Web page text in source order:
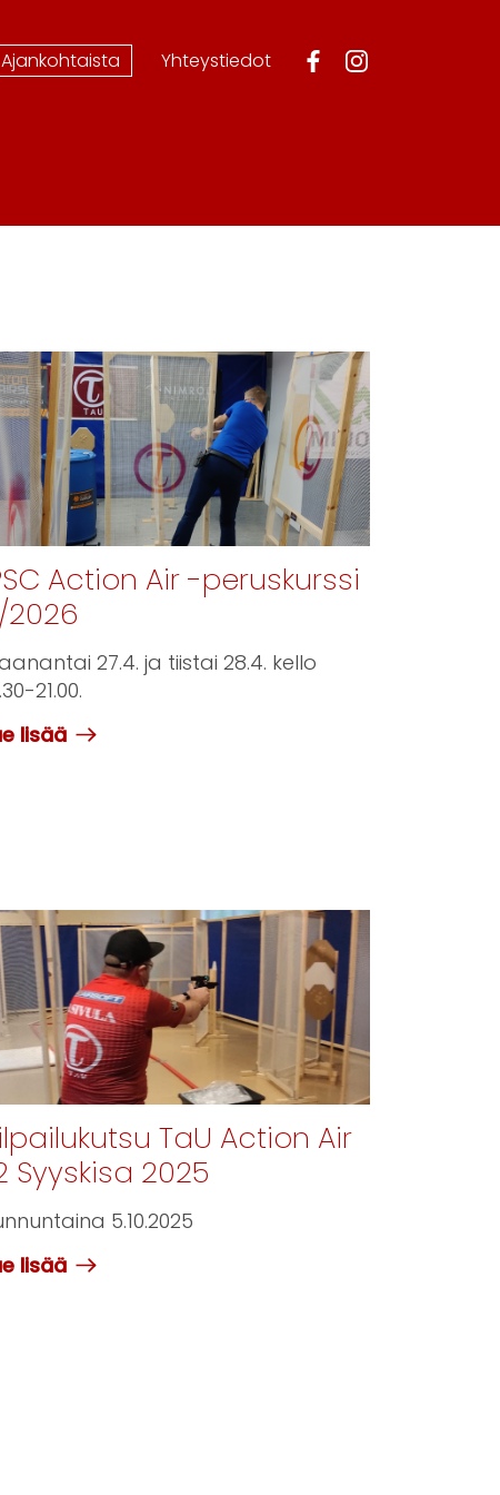
Ajankohtaista Yhteystiedot
Action Air -peruskurssi
2026
27.4. ja tiistai 28.4. kello
21.00.
lisää
TaU Action Air
Syyskisa 2025
5.10.2025
lisää